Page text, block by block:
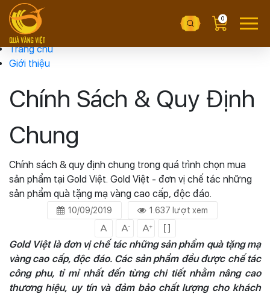
0
Trang chủ
Giới thiệu
Chính Sách & Quy Định
Chung
Chính sách & quy định chung trong quá trình chọn mua
sản phẩm tại Gold Việt. Gold Việt - đơn vị chế tác những
sản phẩm quà tặng mạ vàng cao cấp, độc đáo.
10/09/2019 1.637 lượt xem
Gold Việt là đơn vị chế tác những sản phẩm quà tặng mạ
vàng cao cấp, độc đáo. Các sản phẩm đều được chế tác
công phu, tỉ mỉ nhất đến từng chi tiết nhằm nâng cao
thương hiệu, uy tín và đảm bảo chất lượng cho khách